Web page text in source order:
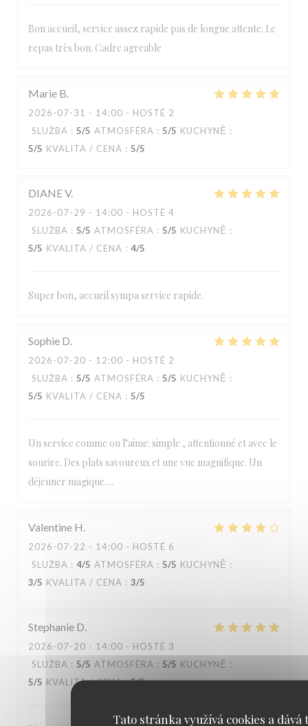
Tato stránka využívá cookies a dává
Bon accueil, service assez rapide pas de longue attente. Le
repas très bon. Cadre agreable
Marie B
2026-07-31 - 14:00 - HOSTÉ 2
SLUŽBA : 5/5 ATMOSFÉRA : 5/5 KUCHYNĚ :
5/5 KVALITA / CENA : 5/5
DIANEV
2026-07-29 - 14:00 - HOSTÉ 4
SLUŽBA : 5/5 ATMOSFÉRA : 5/5 KUCHYNĚ :
5/5 KVALITA / CENA : 4/5
Super bon, accueil sympa service rapide.
Sophie D
2026-07-20 - 12:00 - HOSTÉ 2
SLUŽBA : 5/5 ATMOSFÉRA : 5/5 KUCHYNĚ :
5/5 KVALITA / CENA : 5/5
Un service comme on l’aime: simple , attentionné et avec le
sourire. Des plats savoureux et une vue magnifique. Un
déjeuner magique….
Valentine H
2026-07-22 - 14:00 - HOSTÉ 6
SLUŽBA : 4/5 ATMOSFÉRA : 5/5 KUCHYNĚ :
3/5 KVALITA / CENA : 3/5
Stephanie D
2026-07-20 - 14:00 - HOSTÉ 3
SLUŽBA : 5/5 ATMOSFÉRA : 5/5 KUCHYNĚ :
5/5 KVALITA / CENA: 5/5